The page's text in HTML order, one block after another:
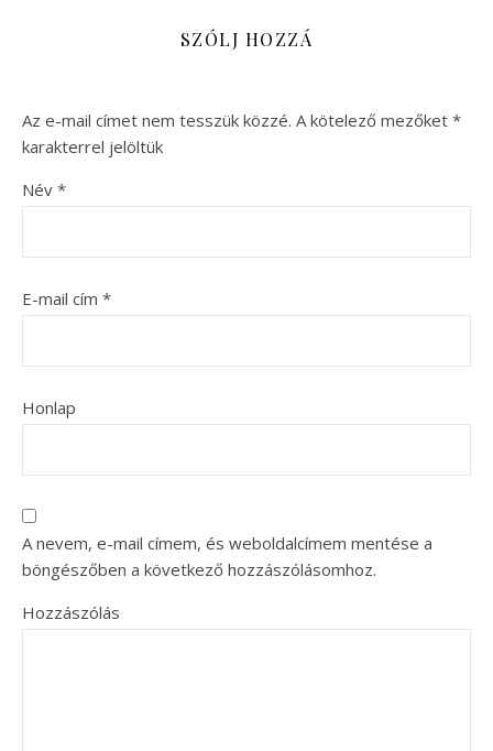
SZÓLJ HOZZÁ
Az e-mail címet nem tesszük közzé. A kötelező mezőket *
karakterrel jelöltük
Név *
E-mail cím *
Honlap
A nevem, e-mail címem, és weboldalcímem mentése a
böngészőben a következő hozzászólásomhoz.
Hozzászólás